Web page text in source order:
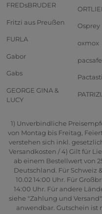
FREDsBRUDER
Fritzi aus Preußen
FURLA
Gabor
Gabs
GEORGE GINA &
LUCY
Osprey
oxmox
pacsafe
1) Unverbindliche
von Montag bis Freitag,
verstehen sich inkl.
Versandkosten / 4) Gilt für
ab einem Bestellwert von
Deutschland. Für Schweiz
10.02 14:00 Uhr. Für
14:00 Uhr. Für andere
siehe "Zahlung und
anwendbar. Gutschein